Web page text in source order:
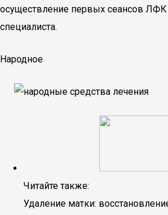
осуществление первых сеансов
специалиста.
Народное
Читайте также:
Удаление матки: